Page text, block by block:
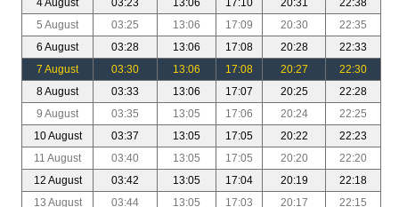
5 August
03:25 13:06 17:09 20:30
22:35
6 August
03:28 13:06 17:08 20:28
22:33
7 August
03:30 13:06 17:08 20:27
22:30
8 August
03:33 13:06 17:07 20:25
22:28
9 August
03:35 13:05 17:06 20:24
22:25
10 August
03:37 13:05 17:05 20:22
22:23
11 August
03:40 13:05 17:05 20:20
22:20
12 August
03:42 13:05 17:04 20:19
22:18
13 August
03:44 13:05 17:03 20:17 22:15